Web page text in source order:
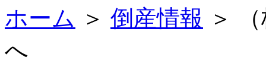
ホーム ＞ 倒産情報 ＞
へ